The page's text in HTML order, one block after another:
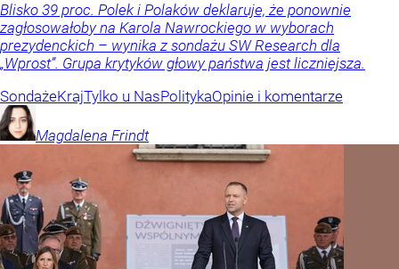
Blisko 39 proc. Polek i Polaków deklaruje, że ponownie
zagłosowałoby na Karola Nawrockiego w wyborach
prezydenckich – wynika z sondażu SW Research dla
„Wprost”. Grupa krytyków głowy państwa jest liczniejsza.
SondażeKrajTylko u NasPolitykaOpinie i komentarze
Magdalena Frindt